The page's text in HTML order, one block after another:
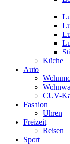
Küche
Auto
CUV-
Fashion
Uhren
Freizeit
Reisen
Sport